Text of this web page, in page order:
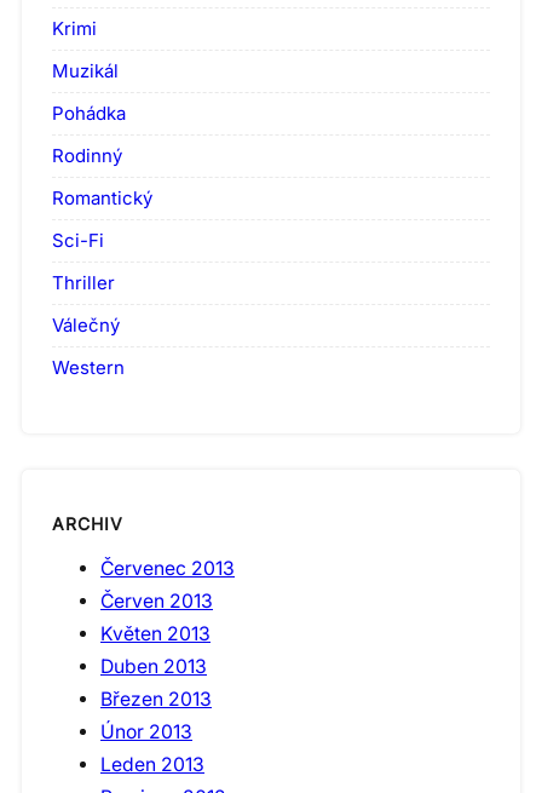
Krimi
Muzikál
Pohádka
Rodinný
Romantický
Sci-Fi
Thriller
Válečný
Western
ARCHIV
Červenec 2013
Červen 2013
Květen 2013
Duben 2013
Březen 2013
Únor 2013
Leden 2013